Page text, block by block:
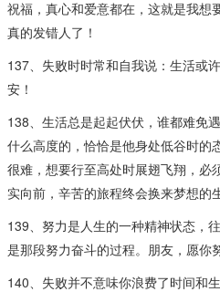
祝福，真心和爱意都在，这就是我想
真的发错人了！
137、失败时时常和自我说：生活或
安！
138、生活总是起起伏伏，谁都难免
什么高度的，恰恰是他身处低谷时的
很难，想要行至高处时展翅飞翔，必
实向前，辛苦的旅程终会换来梦想的
139、努力是人生的一种精神状态，
是那段努力奋斗的过程。朋友，愿你
140、失败并不意味你浪费了时间和